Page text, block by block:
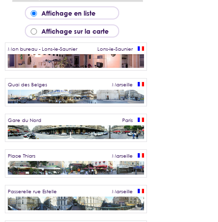
Affichage en liste
Affichage sur la carte
Mon bureau - Lons-le-Saunier Lons-le-Saunier
Quai des Belges Marseille
Gare du Nord Paris
Place Thiars Marseille
Passerelle rue Estelle Marseille